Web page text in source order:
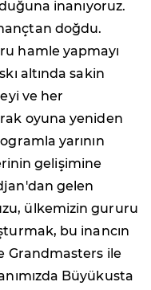
inanıyoruz.
doğdu.
hamle yapmayı
altında sakin
ve her
oyuna yeniden
yarının
gelişimine
gelen
ülkemizin gururu
bu inancın
Grandmasters ile
Büyükusta